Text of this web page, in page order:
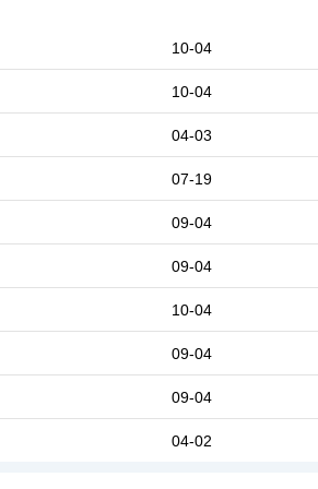
10-04
10-04
04-03
07-19
09-04
09-04
10-04
09-04
09-04
04-02